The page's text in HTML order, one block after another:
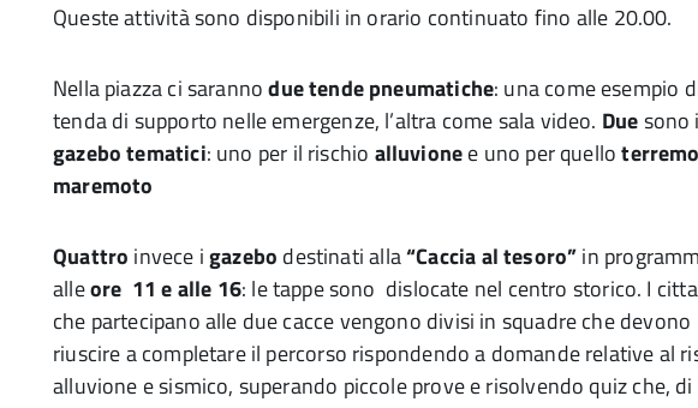
Queste attività sono disponibili in orario continuato fino alle 20.00.
Nella piazza ci sarannodue tende pneumatiche: una come esempio
tenda di supporto nelle emergenze, l’altra come sala video. Duesono i
gazebotematici: uno per il rischio alluvionee uno per quello
maremoto
Quattro invece igazebo destinati alla“Caccia al tesoro”in
alleore 11 e alle 16: le tappe sono dislocate nel centro storico. I
che partecipano alle due cacce vengono divisi in squadre che devono
riuscire a completare il percorso rispondendo a domande relative al
alluvione e sismico, superando piccole prove e risolvendo quiz che,